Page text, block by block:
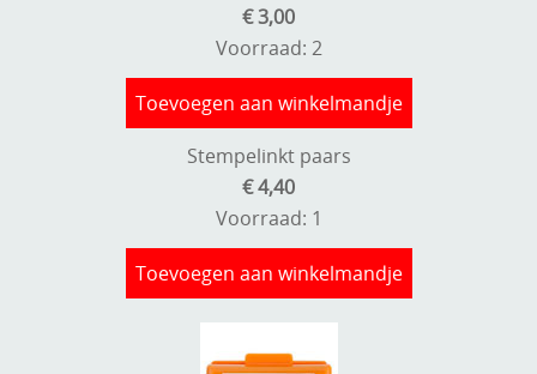
Stempels en zo
Template, mask, stencils, grids
Wat nog, een creatief kijkje
€ 3,00
Voorraad: 2
Toevoegen aan winkelmandje
Stempelinkt paars
€ 4,40
Voorraad: 1
Toevoegen aan winkelmandje